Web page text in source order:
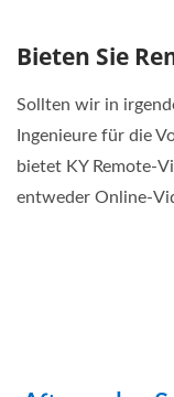
Bieten Sie
Sollten wir in
Ingenieure für die
bietet KY Remote-
entweder Online-